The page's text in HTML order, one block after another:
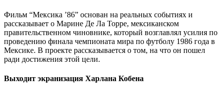
Фильм “Мексика ’86” основан на реальных событиях и
рассказывает о Марине Де Ла Торре, мексиканском
правительственном чиновнике, который возглавлял усилия по
проведению финала чемпионата мира по футболу 1986 года в
Мексике. В проекте рассказывается о том, на что он пошел
ради достижения этой цели.
Выходит экранизация Харлана Кобена